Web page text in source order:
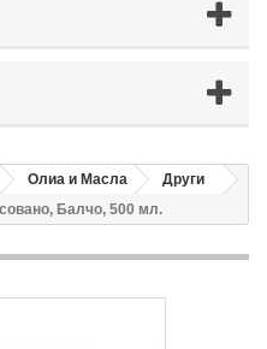
Олиа и Масла
Други
Балчо, 500 мл.